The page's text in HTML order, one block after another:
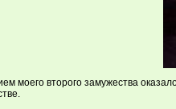
моего второго замужества